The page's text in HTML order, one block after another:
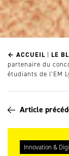
← ACCUEIL | LE
partenaire du
étudiants de l’EM
Article
Innovation &